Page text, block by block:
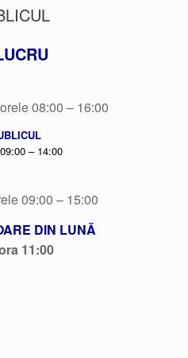
08:00 – 16:00
– 14:00
09:00 – 15:00
DIN LUNĂ
11:00